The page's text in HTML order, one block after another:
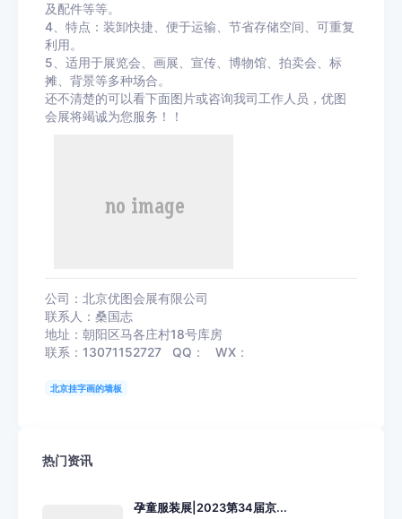
及配件等等。
4、特点：装卸快捷、便于运输、节省存储空间、可重复
利用。
5、适用于展览会、画展、宣传、博物馆、拍卖会、标
摊、背景等多种场合。
还不清楚的可以看下面图片或咨询我司工作人员，优图
会展将竭诚为您服务！！
公司：北京优图会展有限公司
联系人：桑国志
地址：朝阳区马各庄村18号库房
联系：13071152727 QQ： WX：
北京挂字画的墙板
热门资讯
孕童服装展|2023第34届京...